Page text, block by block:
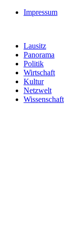
Impressum
Lausitz
Panorama
Politik
Wirtschaft
Kultur
Netzwelt
Wissenschaft